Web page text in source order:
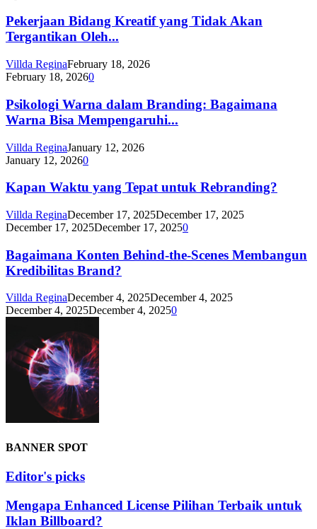
Pekerjaan Bidang Kreatif yang Tidak Akan
Tergantikan Oleh...
Villda ReginaFebruary 18, 2026
February 18, 20260
Psikologi Warna dalam Branding: Bagaimana
Warna Bisa Mempengaruhi...
Villda ReginaJanuary 12, 2026
January 12, 20260
Kapan Waktu yang Tepat untuk Rebranding?
Villda ReginaDecember 17, 2025December 17, 2025
December 17, 2025December 17, 20250
Bagaimana Konten Behind-the-Scenes Membangun
Kredibilitas Brand?
Villda ReginaDecember 4, 2025December 4, 2025
December 4, 2025December 4, 20250
BANNER SPOT
Editor's picks
Mengapa Enhanced License Pilihan Terbaik untuk
Iklan Billboard?